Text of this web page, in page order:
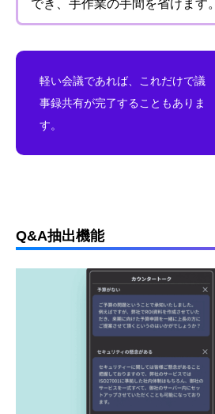
でき、手作業の手間を省けます。
軽い会議であれば、これだけで議
事録共有が完了することもありま
す。
Q&A抽出機能